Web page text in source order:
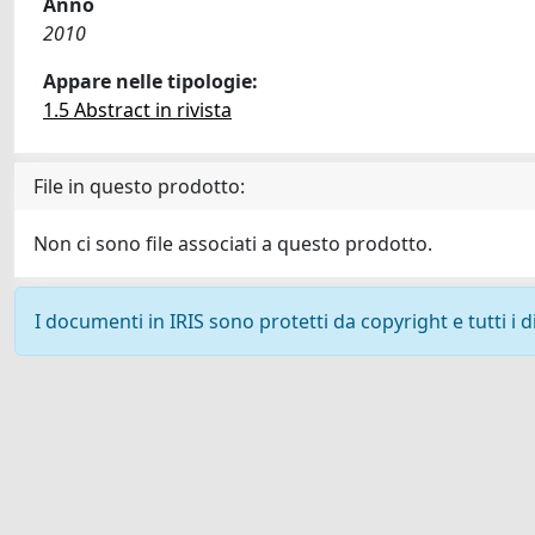
2010
Appare nelle tipologie:
1.5 Abstract in rivista
File in questo prodotto:
Non ci sono file associati a questo prodotto.
I documenti in IRIS sono protetti da copyright e tutti i